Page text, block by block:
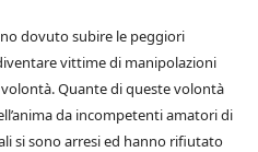
dovuto subire le peggiori
vittime di manipolazioni
Quante di queste volontà
da incompetenti amatori di
si sono arresi ed hanno rifiutato